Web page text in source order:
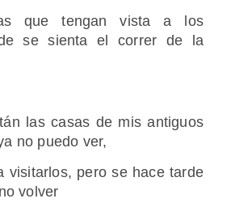
que tengan vista a los
se sienta el correr de la
las casas de mis antiguos
no puedo ver,
visitarlos, pero se hace tarde
volver